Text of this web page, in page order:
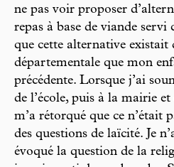
ne pas voir proposer
repas à base de viande
que cette alternative existait
départementale que mon
précédente. Lorsque j’ai
de l’école, puis à la mairie
m’a rétorqué que ce n’était
des questions de laïcité. Je
évoqué la question de la